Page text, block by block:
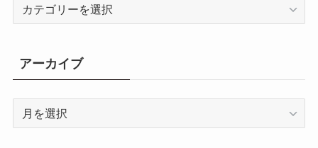
ー
アーカイブ